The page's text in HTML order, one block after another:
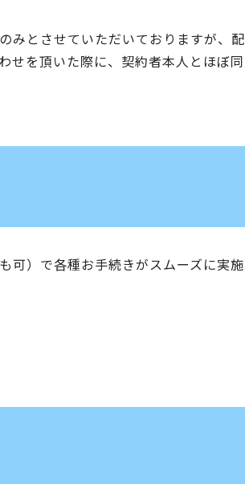
みとさせていただいておりますが、配
せを頂いた際に、契約者本⼈とほぼ同
可）で各種お手続きがスムーズに実施